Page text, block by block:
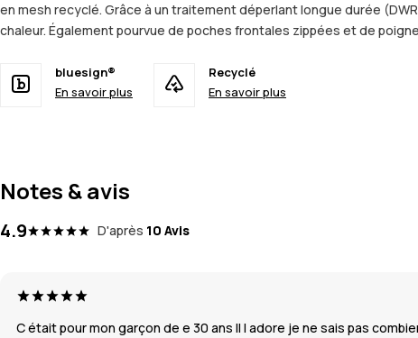
en mesh recyclé. Grâce à un traitement déperlant longue durée
chaleur. Également pourvue de poches frontales zippées et de
bluesign®
En savoir plus
Recyclé
En savoir plus
Notes & avis
4.9 D'après 10 Avis
C était pour mon garçon de e 30 ans Il l adore je ne sais pas